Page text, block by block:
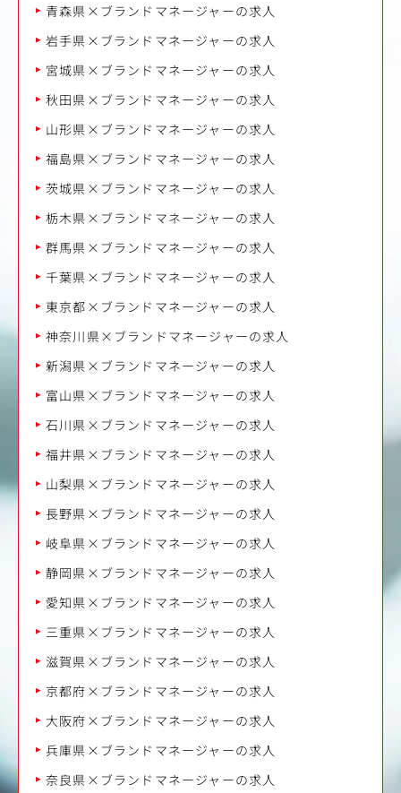
青森県×ブランドマネージャーの求人
岩手県×ブランドマネージャーの求人
宮城県×ブランドマネージャーの求人
秋田県×ブランドマネージャーの求人
山形県×ブランドマネージャーの求人
福島県×ブランドマネージャーの求人
茨城県×ブランドマネージャーの求人
栃木県×ブランドマネージャーの求人
群馬県×ブランドマネージャーの求人
千葉県×ブランドマネージャーの求人
東京都×ブランドマネージャーの求人
神奈川県×ブランドマネージャーの求人
新潟県×ブランドマネージャーの求人
富山県×ブランドマネージャーの求人
石川県×ブランドマネージャーの求人
福井県×ブランドマネージャーの求人
山梨県×ブランドマネージャーの求人
長野県×ブランドマネージャーの求人
岐阜県×ブランドマネージャーの求人
静岡県×ブランドマネージャーの求人
愛知県×ブランドマネージャーの求人
三重県×ブランドマネージャーの求人
滋賀県×ブランドマネージャーの求人
京都府×ブランドマネージャーの求人
大阪府×ブランドマネージャーの求人
兵庫県×ブランドマネージャーの求人
奈良県×ブランドマネージャーの求人